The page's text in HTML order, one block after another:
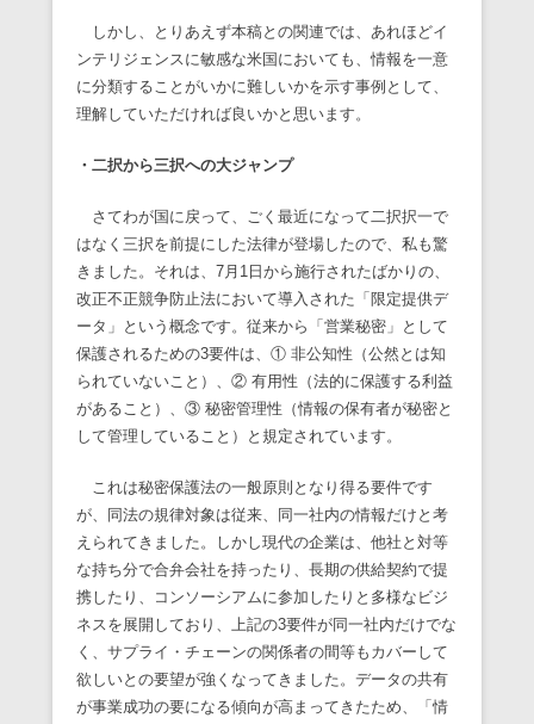
しかし、とりあえず本稿との関連では、あれほどイ
ンテリジェンスに敏感な米国においても、情報を一意
に分類することがいかに難しいかを示す事例として、
理解していただければ良いかと思います。
・二択から三択への大ジャンプ
さてわが国に戻って、ごく最近になって二択択一で
はなく三択を前提にした法律が登場したので、私も驚
きました。それは、7月1日から施行されたばかりの、
改正不正競争防止法において導入された「限定提供デ
ータ」という概念です。従来から「営業秘密」として
保護されるための3要件は、① 非公知性（公然とは知
られていないこと）、② 有用性（法的に保護する利益
があること）、③ 秘密管理性（情報の保有者が秘密と
して管理していること）と規定されています。
これは秘密保護法の一般原則となり得る要件です
が、同法の規律対象は従来、同一社内の情報だけと考
えられてきました。しかし現代の企業は、他社と対等
な持ち分で合弁会社を持ったり、長期の供給契約で提
携したり、コンソーシアムに参加したりと多様なビジ
ネスを展開しており、上記の3要件が同一社内だけでな
く、サプライ・チェーンの関係者の間等もカバーして
欲しいとの要望が強くなってきました。データの共有
が事業成功の要になる傾向が高まってきたため、「情